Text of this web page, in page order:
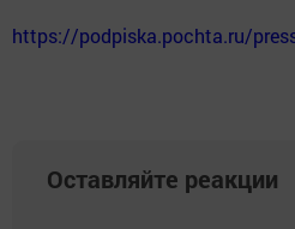
https://podpiska.pochta.ru/
Оставляйте реакции